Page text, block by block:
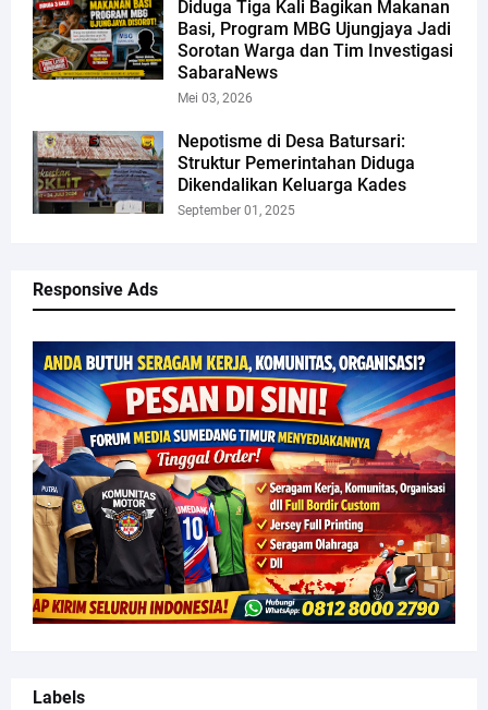
Diduga Tiga Kali Bagikan Makanan
Basi, Program MBG Ujungjaya Jadi
Sorotan Warga dan Tim Investigasi
SabaraNews
Mei 03, 2026
Nepotisme di Desa Batursari:
Struktur Pemerintahan Diduga
Dikendalikan Keluarga Kades
September 01, 2025
Responsive Ads
Labels